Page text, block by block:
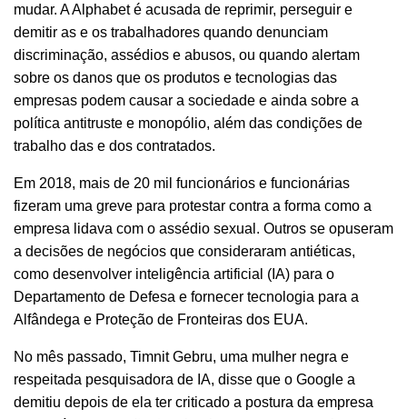
mudar. A Alphabet é acusada de reprimir, perseguir e
demitir as e os trabalhadores quando denunciam
discriminação, assédios e abusos, ou quando alertam
sobre os danos que os produtos e tecnologias das
empresas podem causar a sociedade e ainda sobre a
política antitruste e monopólio, além das condições de
trabalho das e dos contratados.
Em 2018, mais de 20 mil funcionários e funcionárias
fizeram uma greve para protestar contra a forma como a
empresa lidava com o assédio sexual. Outros se opuseram
a decisões de negócios que consideraram antiéticas,
como desenvolver inteligência artificial (IA) para o
Departamento de Defesa e fornecer tecnologia para a
Alfândega e Proteção de Fronteiras dos EUA.
No mês passado, Timnit Gebru, uma mulher negra e
respeitada pesquisadora de IA, disse que o Google a
demitiu depois de ela ter criticado a postura da empresa